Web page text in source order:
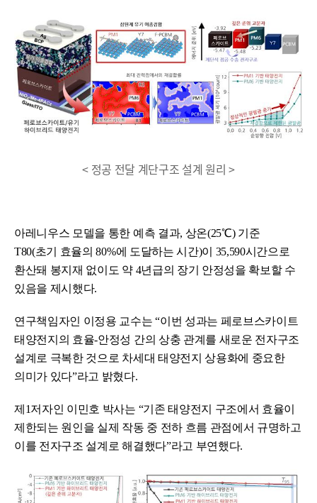
< 정공 전달 계단구조 설계 원리 >
아레니우스 모델을 통한 예측 결과, 상온(25℃) 기준
T80(초기 효율의 80%에 도달하는 시간)이 35,590시간으로
환산돼 봉지재 없이도 약 4년급의 장기 안정성을 확보할 수
있음을 제시했다.
연구책임자인 이정용 교수는 “이번 성과는 페로브스카이트
태양전지의 효율-안정성 간의 상충 관계를 새로운 전자구조
설계로 극복한 것으로 차세대 태양전지 상용화에 중요한
의미가 있다”라고 밝혔다.
제1저자인 이민호 박사는 “기존 태양전지 구조에서 효율이
제한되는 원인을 실제 작동 중 전하 흐름 관점에서 규명하고
이를 전자구조 설계로 해결했다”라고 부연했다.